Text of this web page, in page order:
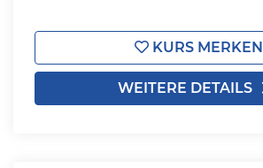
KURS MERKEN
WEITERE DETAILS